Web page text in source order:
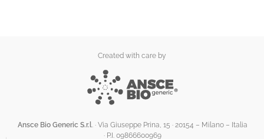
Created with care by
Ansce Bio Generic S.r.l. · Via Giuseppe Prina, 15 · 20154 – Milano – Italia
· P.I. 09866600969